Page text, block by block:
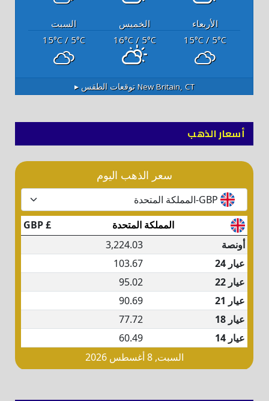
الأربعاء الخميس
السبت
15°C / 5°C
16°C/ 5°C
15°C/ 5°C
New Britain, CTتوقعات الطقس ▸
أسعار الذهب